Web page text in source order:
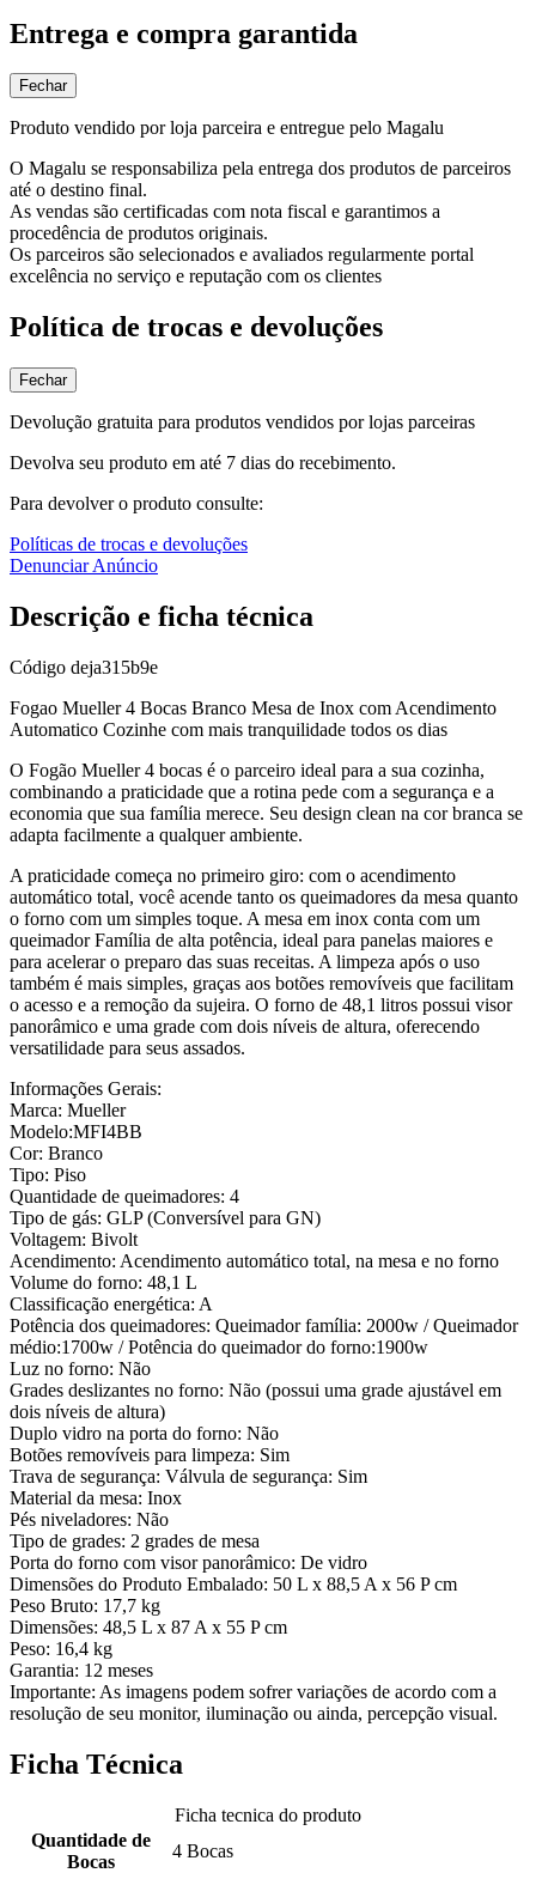
Entrega e compra garantida
Fechar
Produto vendido por loja parceira e entregue pelo Magalu
O Magalu se responsabiliza pela entrega dos produtos de parceiros
até o destino final.
As vendas são certificadas com nota fiscal e garantimos a
procedência de produtos originais.
Os parceiros são selecionados e avaliados regularmente portal
excelência no serviço e reputação com os clientes
Política de trocas e devoluções
Fechar
Devolução gratuita para produtos vendidos por lojas parceiras
Devolva seu produto em até 7 dias do recebimento.
Para devolver o produto consulte:
Políticas de trocas e devoluções
Denunciar Anúncio
Descrição e ficha técnica
Código deja315b9e
Fogao Mueller 4 Bocas Branco Mesa de Inox com Acendimento
Automatico Cozinhe com mais tranquilidade todos os dias
O Fogão Mueller 4 bocas é o parceiro ideal para a sua cozinha,
combinando a praticidade que a rotina pede com a segurança e a
economia que sua família merece. Seu design clean na cor branca se
adapta facilmente a qualquer ambiente.
A praticidade começa no primeiro giro: com o acendimento
automático total, você acende tanto os queimadores da mesa quanto
o forno com um simples toque. A mesa em inox conta com um
queimador Família de alta potência, ideal para panelas maiores e
para acelerar o preparo das suas receitas. A limpeza após o uso
também é mais simples, graças aos botões removíveis que facilitam
o acesso e a remoção da sujeira. O forno de 48,1 litros possui visor
panorâmico e uma grade com dois níveis de altura, oferecendo
versatilidade para seus assados.
Informações Gerais:
Marca: Mueller
Modelo:MFI4BB
Cor: Branco
Tipo: Piso
Quantidade de queimadores: 4
Tipo de gás: GLP (Conversível para GN)
Voltagem: Bivolt
Acendimento: Acendimento automático total, na mesa e no forno
Volume do forno: 48,1 L
Classificação energética: A
Potência dos queimadores: Queimador família: 2000w / Queimador
médio:1700w / Potência do queimador do forno:1900w
Luz no forno: Não
Grades deslizantes no forno: Não (possui uma grade ajustável em
dois níveis de altura)
Duplo vidro na porta do forno: Não
Botões removíveis para limpeza: Sim
Trava de segurança: Válvula de segurança: Sim
Material da mesa: Inox
Pés niveladores: Não
Tipo de grades: 2 grades de mesa
Porta do forno com visor panorâmico: De vidro
Dimensões do Produto Embalado: 50 L x 88,5 A x 56 P cm
Peso Bruto: 17,7 kg
Dimensões: 48,5 L x 87 A x 55 P cm
Peso: 16,4 kg
Garantia: 12 meses
Importante: As imagens podem sofrer variações de acordo com a
resolução de seu monitor, iluminação ou ainda, percepção visual.
Ficha Técnica
Ficha tecnica do produto
Quantidade de
Bocas
4 Bocas